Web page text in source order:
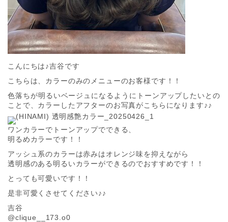
こんにちは♪吉谷です
こちらは、カラーのみのメニューのお客様です！！
色落ちが明るいベージュになるようにトーンアップしたいとの
ことで、カラーしたアフターのお写真がこちらになります♪♪
ワンカラーでトーンアップでできる、
明るめカラーです！！
アッシュ系のカラーは赤みはオレンジ味を抑えながら
透明感のある明るいカラーができるのでおすすめです！！
とっても可愛いです！！
是非可愛くさせてください♪♪
吉谷
@clique__173.o0